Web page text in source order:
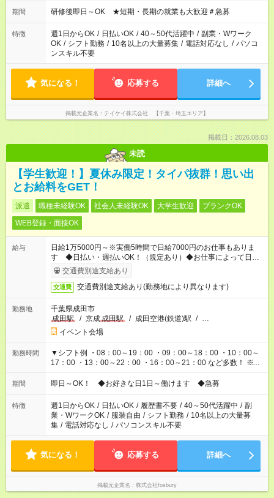
期間 研修後即日～OK ★短期・長期の就業も大歓迎＃急募
特徴 週1日からOK / 日払いOK / 40～50代活躍中 / 副業・Wワーク
OK / シフト勤務 / 10名以上の大量募集 / 電話対応なし / パソコ
ンスキル不要
気になる！ 応募する 詳細へ
掲載元企業名 テイケイ株式会社 【千葉・埼玉エリア】
掲載日：2026.08.03
未読
【学生歓迎！】夏休み限定！タイパ抜群！思い出
とお給料をGET！
派遣 職種未経験OK 社会人未経験OK 大学生歓迎
ブランクOK
WEB登録・面接OK
給与
日給1万5000円～※実働5時間で日給7000円のお仕事もありま
す ◆日払い・週払いOK！（規定あり）◆お仕事によって日給も
異なります
交通費別途支給あり
交通費 交通費別途支給あり(勤務地により異なります)
勤務地
千葉県成田市
成田駅
/ 京成成田駅 / 成田空港(鉄道)駅 / …
イベント会場
勤務時間
▼シフト例 ・08：00～19：00 ・09：00～18：00 ・10：00～
17：00 ・13：00～22：00 ・16：00～21：00 など多数！ ※お
仕事により勤務時間が異なります
期間 即日～OK！ ◆お好きな日1日～働けます ◆急募
特徴 週1日からOK / 日払いOK / 履歴書不要 / 40～50代活躍中 / 副
業・WワークOK / 服装自由 / シフト勤務 / 10名以上の大量募
集 / 電話対応なし / パソコンスキル不要
気になる！ 応募する 詳細へ
掲載元企業名 株式会社fosbury